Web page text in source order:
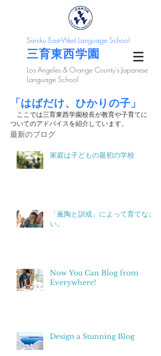
三育東西学園
Los Angeles & Orange County's Japanese
Language School
Saniku East-West Language School
「はばだけ、ひかりの子」
ここでは三育東西学園校長が教育や子育てに
ついてのアドバイスを紹介しています。
最新のブログ
家庭は子どもの最初の学校
「薫陶と訓戒」によって育てなさ
い。
Now You Can Blog from
Everywhere!
Design a Stunning Blog